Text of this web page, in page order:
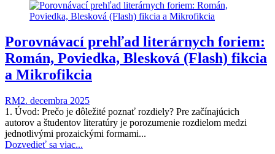
Porovnávací prehľad literárnych foriem:
Román, Poviedka, Blesková (Flash) fikcia
a Mikrofikcia
RM2. decembra 2025
1. Úvod: Prečo je dôležité poznať rozdiely? Pre začínajúcich
autorov a študentov literatúry je porozumenie rozdielom medzi
jednotlivými prozaickými formami...
Dozvedieť sa viac...